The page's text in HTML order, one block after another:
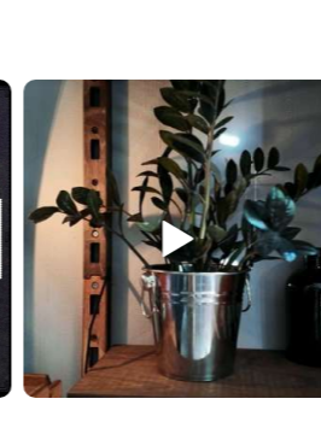
Спасибо Дмитрию за отзыв!
Закажите обустройство своего помещения по
телефону: +7 (499) 136-96-46
#отзывыавтобардак